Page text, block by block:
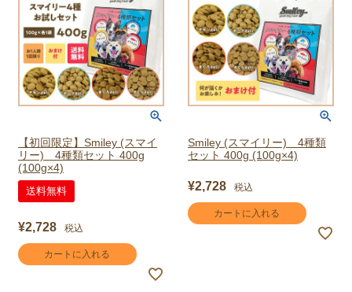
【初回限定】Smiley (スマイ
リー) 4種類セット 400g
(100g×4)
送料無料
¥2,728 税込
カートに入れる
Smiley (スマイリー) 4種類
セット 400g (100g×4)
¥2,728 税込
カートに入れる